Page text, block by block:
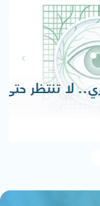
تنتظر حتى